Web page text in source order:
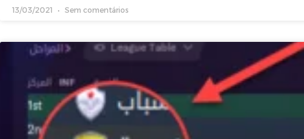
13/03/2021 Sem comentários